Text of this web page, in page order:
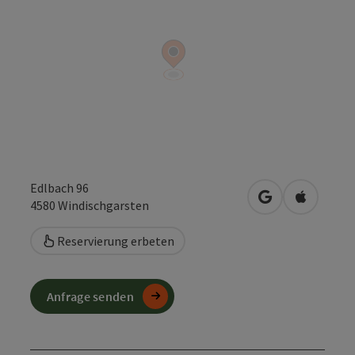
Edlbach 96
4580 Windischgarsten in Googlein Apple
Reservierung erbeten
Anfrage senden